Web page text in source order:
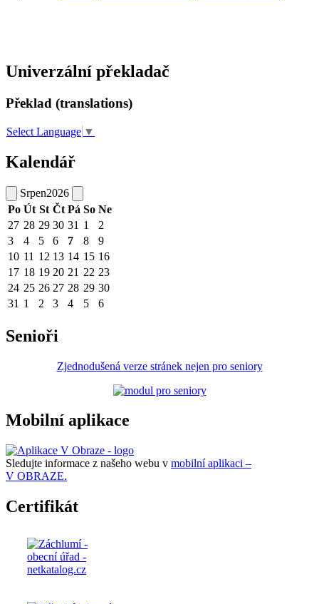
Univerzální překladač
Překlad (translations)
Select Language ▼
Kalendář
Srpen2026
Po Út St Čt Pá So Ne
27 28 29 30 31 1
2
3
4 5 6 7 8
9
10 11 12 13 14 15 16
17 18 19 20 21 22 23
24 25 26 27 28 29 30
31 1 2 3 4 5 6
Senioři
Zjednodušená verze stránek nejen pro seniory
Mobilní aplikace
Sledujte informace z našeho webu v mobilní aplikaci –
V OBRAZE.
Certifikát